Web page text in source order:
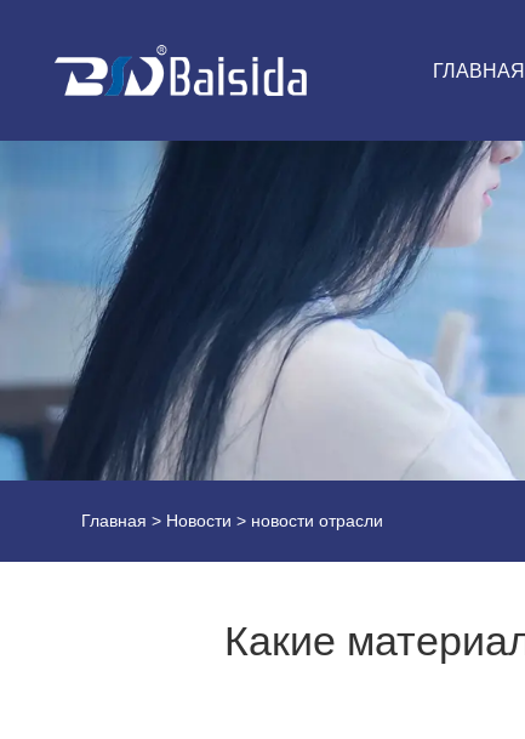
ГЛАВНАЯ
Главная > Новости > новости отрасли
Какие